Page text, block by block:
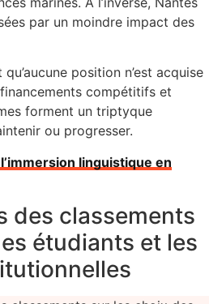
par un moindre impact des
position n’est acquise
compétitifs et
forment un triptyque
ou progresser.
linguistique en
des classements
étudiants et les